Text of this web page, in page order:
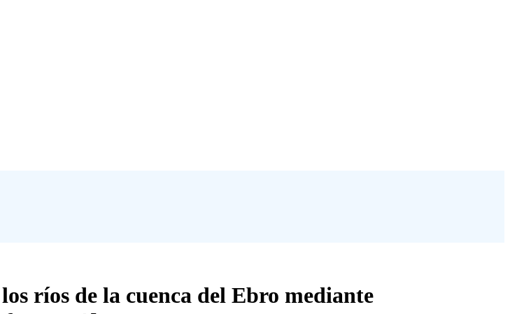
ríos de la cuenca del Ebro mediante